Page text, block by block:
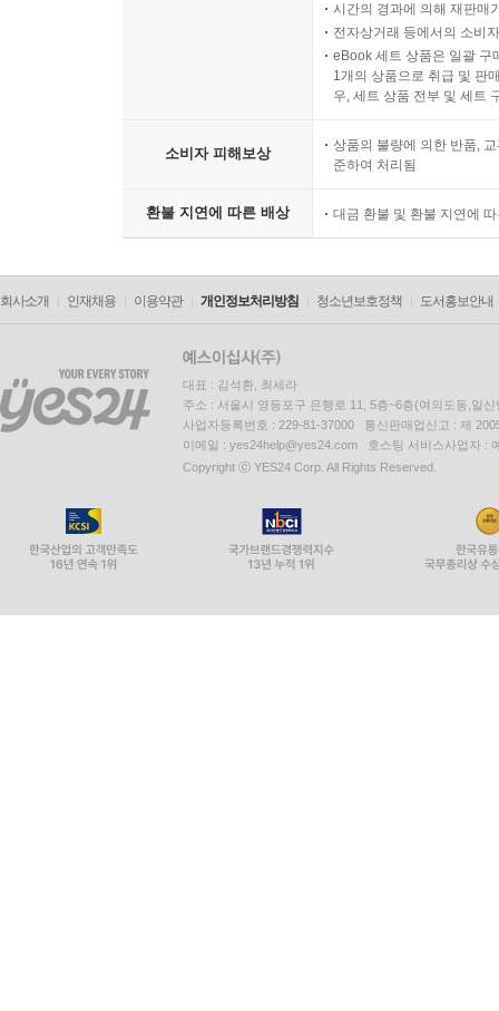
시간의 경과에 의해 재판매
전자상거래 등에서의 소비
eBook 세트 상품은 일괄 구
1개의 상품으로 취급 및 판
우, 세트 상품 전부 및 세트
소비자 피해보상
상품의 불량에 의한 반품,
준하여 처리됨
환불 지연에 따른 배상 대금 환불 및 환불 지연에
회사소개 인재채용 이용약관 개인정보처리방침 청소년보호정책 도서홍보안내
대표 : 김석환, 최세라
주소 : 서울시 영등포구 은행로 11, 5층~6층(여의도동,일신
사업자등록번호 : 229-81-37000 통신판매업신고 : 제
이메일 : yes24help@yes24.com 호스팅 서비스사업자 :
Copyright ⓒ YES24 Corp. All Rights Reserved.